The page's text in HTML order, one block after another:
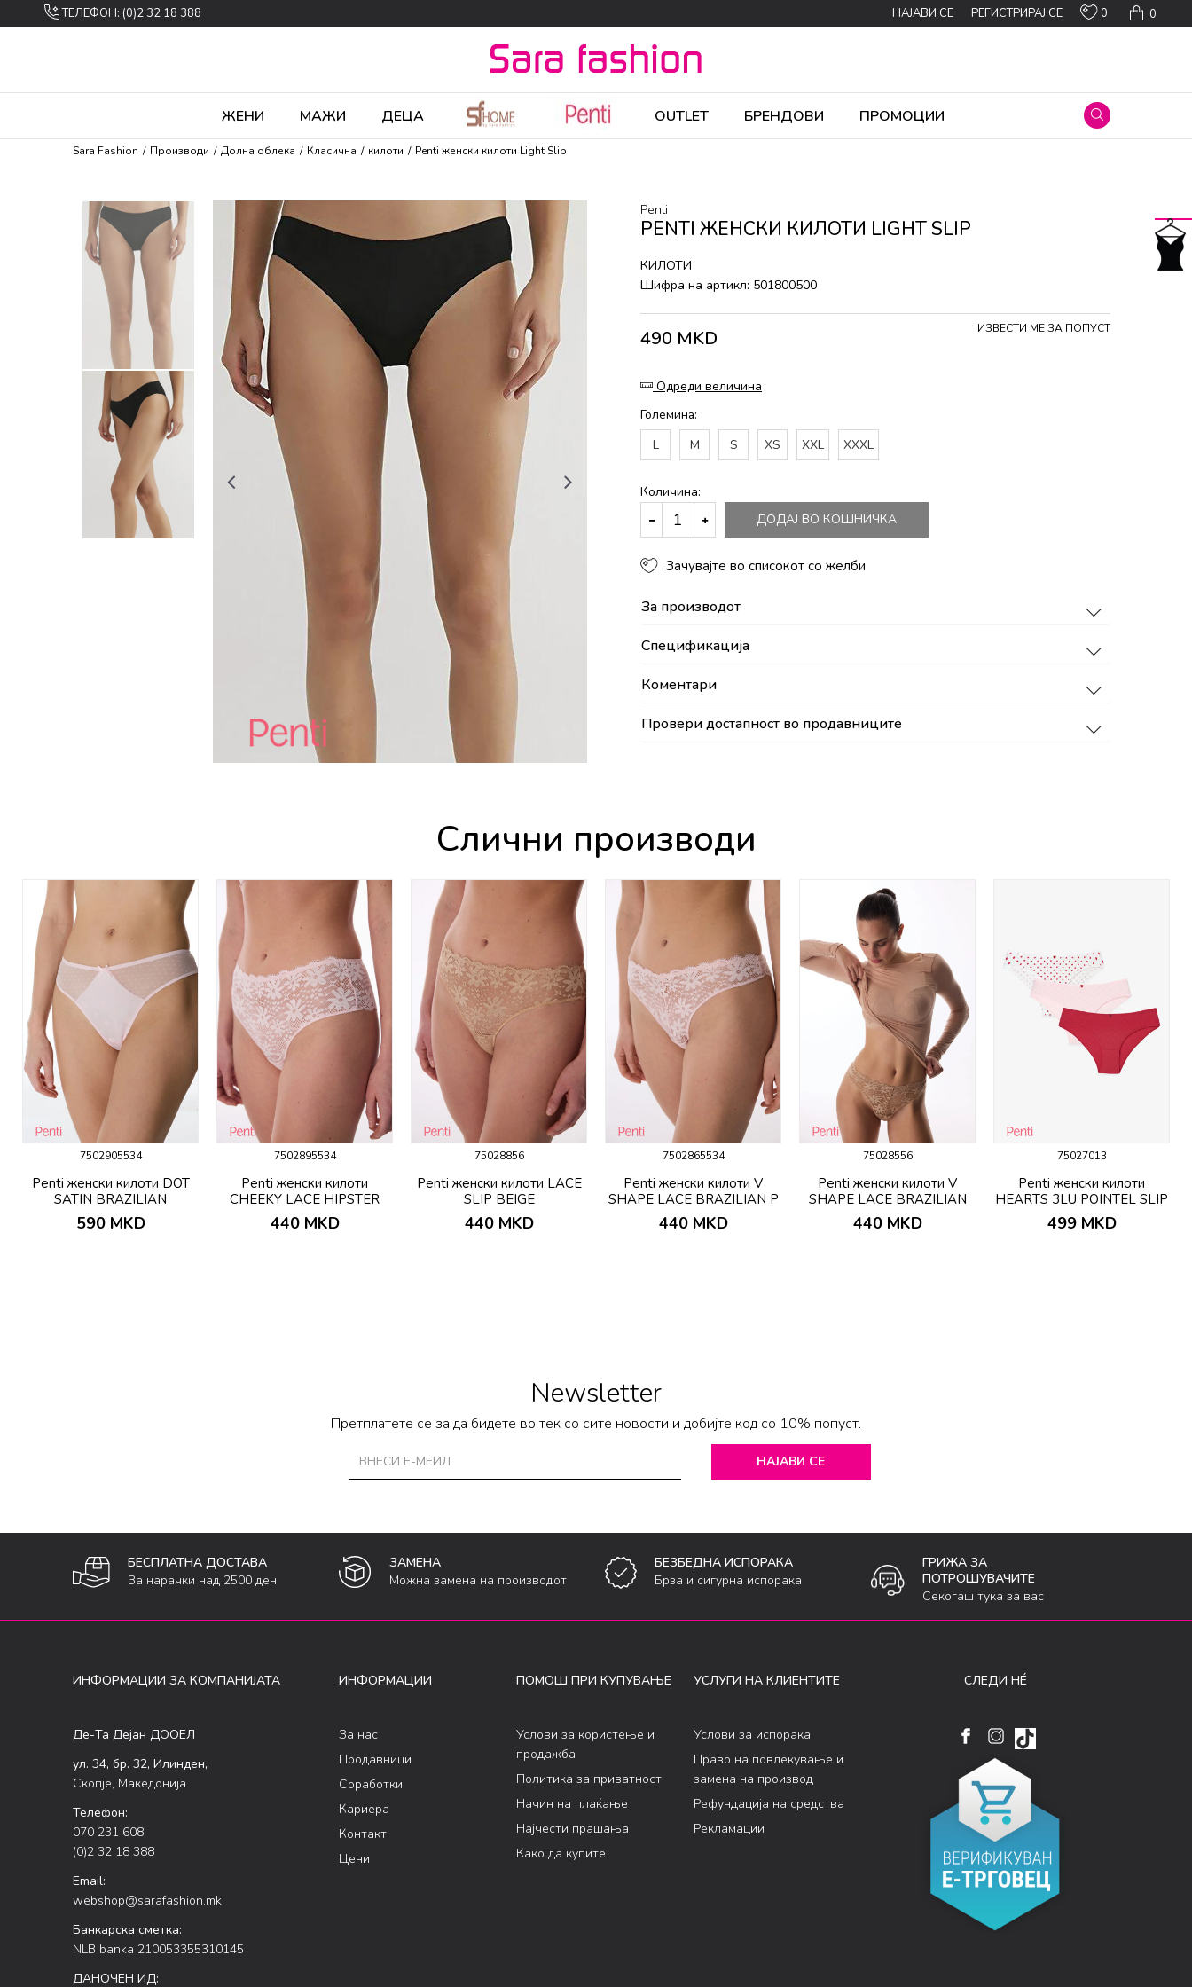
ТЕЛЕФОН: (0)2 32 18 388 0
0
НАЈАВИ СЕ РЕГИСТРИРАЈ СЕ
ЖЕНИ МАЖИ ДЕЦА OUTLET БРЕНДОВИ ПРОМОЦИИ
Sara Fashion Производи Долна облека Класична килоти Penti женски килоти Light Slip
Penti
PENTI ЖЕНСКИ КИЛОТИ LIGHT SLIP
КИЛОТИ
Шифра на артикл: 501800500
490 MKD ИЗВЕСТИ МЕ ЗА ПОПУСТ
Одреди величина
Големина:
L
M S XS XXL XXXL
Количина:
ДОДАЈ ВО КОШНИЧКА
Зачувајте во списокот со желби
За производот
Спецификација
Коментари
Провери достапност во продавниците
Слични производи
7502905534
Penti женски килоти DOT
SATIN BRAZILIAN
590 MKD
7502895534
Penti женски килоти
CHEEKY LACE HIPSTER
440 MKD
75028856
Penti женски килоти LACE
SLIP BEIGE
440 MKD
7502865534
Penti женски килоти V
SHAPE LACE BRAZILIAN P
440 MKD
75028556
Penti женски килоти V
SHAPE LACE BRAZILIAN
BEIGE
440 MKD
75027013
Penti женски килоти
HEARTS 3LU POINTEL SLIP
499 MKD
Newsletter
Претплатете се за да бидете во тек со сите новости и добијте код со 10% попуст.
НАЈАВИ СЕ
БЕСПЛАТНА ДОСТАВА
За нарачки над 2500 ден
ЗАМЕНА
Можна замена на производот
БЕЗБЕДНА ИСПОРАКА
Брза и сигурна испорака
ГРИЖА ЗА
ПОТРОШУВАЧИТЕ
Секогаш тука за вас
ИНФОРМАЦИИ ЗА КОМПАНИЈАТА
Де-Та Дејан ДООЕЛ
ул. 34, бр. 32, Илинден,
Скопје, Македонија
Телефон:
070 231 608
(0)2 32 18 388
Email:
webshop@sarafashion.mk
Банкарска сметка:
NLB banka 210053355310145
ДАНОЧЕН ИД:
ИНФОРМАЦИИ
За нас
Продавници
Соработки
Кариера
Контакт
Цени
ПОМОШ ПРИ КУПУВАЊЕ
Услови за користење и
продажба
Политика за приватност
Начин на плаќање
Најчести прашања
Како да купите
УСЛУГИ НА КЛИЕНТИТЕ
Услови за испорака
Право на повлекување и
замена на производ
Рефундација на средства
Рекламации
СЛЕДИ НÉ